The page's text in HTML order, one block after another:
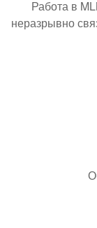
Работа в
неразрывно